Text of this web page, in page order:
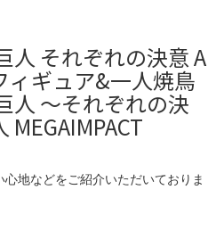
人 それぞれの決意 A
ギュア&一人焼鳥
人 〜それぞれの決
MEGAIMPACT
地などをご紹介いただいておりま